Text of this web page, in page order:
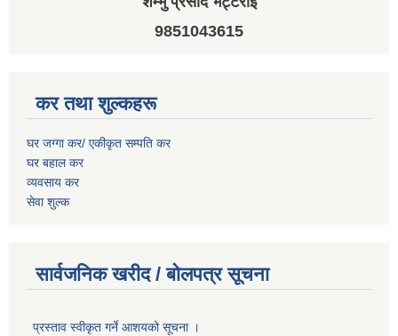
9851043615
कर तथा शुल्कहरू
घर जग्गा कर/ एकीकृत सम्पति कर
घर बहाल कर
व्यवसाय कर
सेवा शुल्क
सार्वजनिक खरीद / बोलपत्र सूचना
प्रस्ताव स्वीकृत गर्ने आशयको सूचना ।